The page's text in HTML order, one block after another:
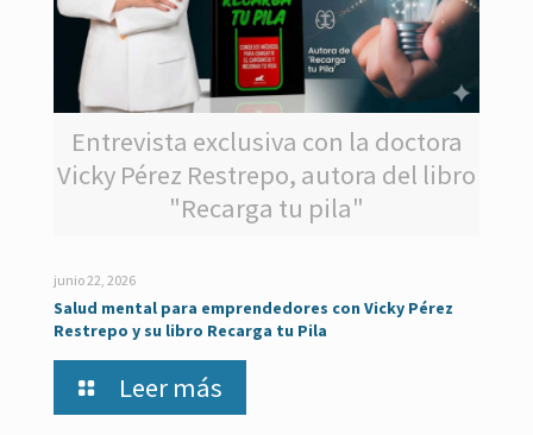
Entrevista exclusiva con la doctora
Vicky Pérez Restrepo, autora del libro
"Recarga tu pila"
junio 22, 2026
Salud mental para emprendedores con Vicky Pérez
Restrepo y su libro Recarga tu Pila
Leer más